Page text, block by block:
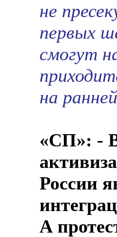
не
первых
смогут
на
«СП»: -
России
А